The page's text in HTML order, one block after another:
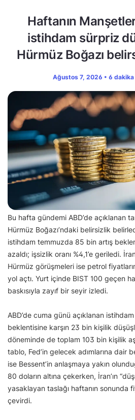
Haftanın
istihdam sürpriz
Hürmüz Boğazı
Ağustos 7, 2026 • 6
Bu hafta gündemi ABD’de açıklanan
Hürmüz Boğazı’ndaki belirsizlik
istihdam temmuzda 85 bin artış
azaldı; işsizlik oranı %4,1’e geriledi.
Hürmüz görüşmeleri ise petrol
yol açtı. Yurt içinde BIST 100 geçen
baskısıyla zayıf bir seyir izledi.
ABD’de cuma günü açıklanan
beklentisine karşın 23 bin kişilik
döneminde de toplam 103 bin kişilik
tablo, Fed’in gelecek adımlarına dair
ise Bessent’in anlaşmaya yakın
80 doların altına çekerken, İran’ın
yasaklayan taslağı haftanın sonunda
çevirdi.